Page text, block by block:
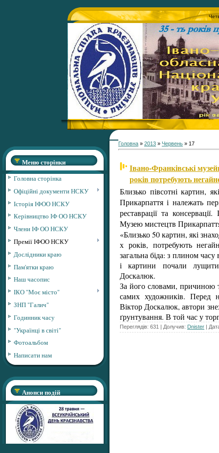
Меню сторінки
Головна сторінка
Офіційні документи НСКУ
Історія ІФОО НСКУ
Керівництво ІФ ОО НСКУ
Члени ІФ ОО НСКУ
Премії ІФОО НСКУ
Дослідники краю
Пам'ятки краю
Наш часопис
ІКО "Моє місто"
ЗНП "Галич"
Годинник часу
"Українці в світі"
Фотоальбом
Написати нам
Анонси подій
Головна » 2013 » Червень » 17
Івано-Франківські
років потребують
Близько півсотні картин,
Прикарпаття і належать
реставрації та
Музею мистецтв
«Близько 50 картин, які
х років, потребують
загальна біда: з плином
і картини почали
Доскалюк.
За його словами, причиною
самих художників. Перед
Віктор Доскалюк, автори
ґрунтування. В той час у
Переглядів: 631 | Долучив: Dnister |